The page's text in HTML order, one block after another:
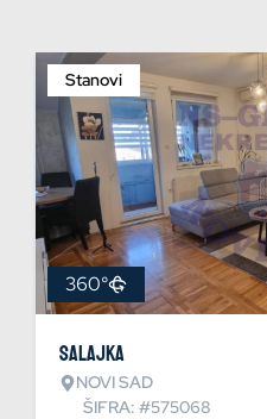
Stanovi
360°
Salajka
NOVI SAD
ŠIFRA: #575068